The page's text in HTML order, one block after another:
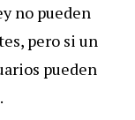
no pueden
pero si un
pueden